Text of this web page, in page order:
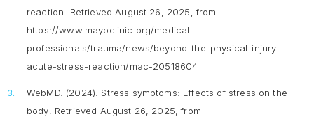
reaction . Retrieved August 26, 2025, from
https://www.mayoclinic.org/medical-
professionals/trauma/news/beyond-the-physical-injury-
acute-stress-reaction/mac-20518604
WebMD. (2024). Stress symptoms: Effects of stress on the
body . Retrieved August 26, 2025, from